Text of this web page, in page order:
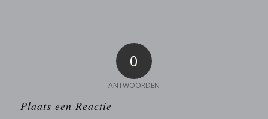
0
ANTWOORDEN
Plaats een Reactie